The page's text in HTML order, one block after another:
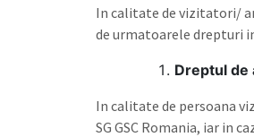
In calitate de vizitatori/
de urmatoarele drepturi
Dreptul de
In calitate de persoana
SG GSC Romania, iar in